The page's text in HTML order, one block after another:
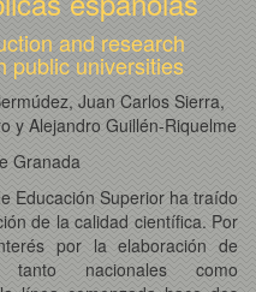
and research
public universities
Juan Carlos Sierra,
y Alejandro Guillén-Riquelme
Granada
Educación Superior ha traído
de la calidad científica. Por
por la elaboración de
tanto nacionales como